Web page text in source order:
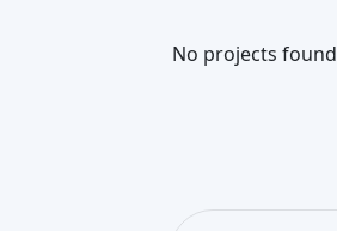
No projects found